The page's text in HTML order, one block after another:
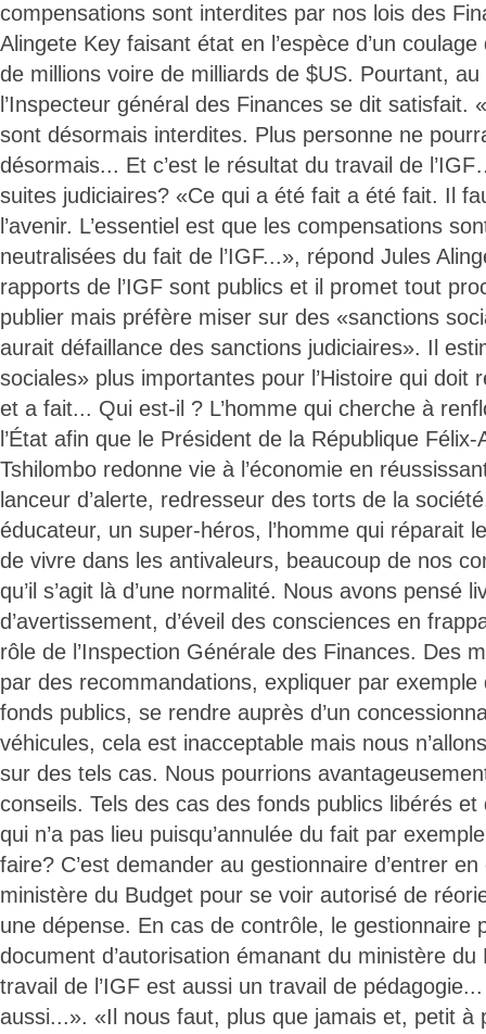
compensations sont interdites par nos lois des
Alingete Key faisant état en l’espèce d’un
de millions voire de milliards de $US. Pourtant,
l’Inspecteur général des Finances se dit satisfait.
sont désormais interdites. Plus personne ne
désormais... Et c’est le résultat du travail de
suites judiciaires? «Ce qui a été fait a été fait. Il
l’avenir. L’essentiel est que les compensations
neutralisées du fait de l’IGF...», répond Jules
rapports de l’IGF sont publics et il promet tout
publier mais préfère miser sur des «sanctions
aurait défaillance des sanctions judiciaires». Il
sociales» plus importantes pour l’Histoire qui doit
et a fait... Qui est-il ? L’homme qui cherche à
l’État afin que le Président de la République
Tshilombo redonne vie à l’économie en
lanceur d’alerte, redresseur des torts de la
éducateur, un super-héros, l’homme qui réparait
de vivre dans les antivaleurs, beaucoup de nos
qu’il s’agit là d’une normalité. Nous avons pensé
d’avertissement, d’éveil des consciences en
rôle de l’Inspection Générale des Finances. Des
par des recommandations, expliquer par
fonds publics, se rendre auprès d’un
véhicules, cela est inacceptable mais nous
sur des tels cas. Nous pourrions
conseils. Tels des cas des fonds publics libérés
qui n’a pas lieu puisqu’annulée du fait par
faire? C’est demander au gestionnaire d’entrer
ministère du Budget pour se voir autorisé de
une dépense. En cas de contrôle, le gestionnaire
document d’autorisation émanant du ministère
travail de l’IGF est aussi un travail de
aussi...». «Il nous faut, plus que jamais et, petit à